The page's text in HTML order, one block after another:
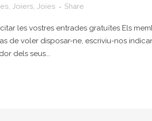
, Joiers, Joies Share
les vostres entrades gratuïtes Els
de voler disposar-ne, escriviu-nos
dels seus...